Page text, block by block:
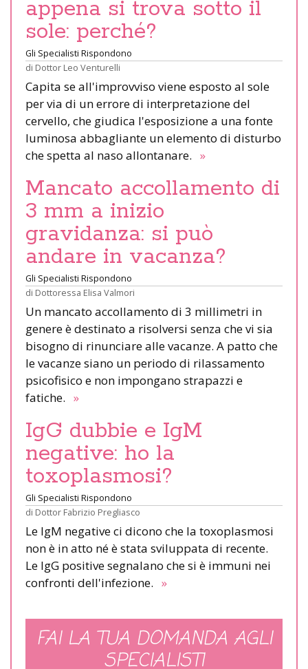
appena si trova sotto il
sole: perché?
Gli Specialisti Rispondono
di Dottor Leo Venturelli
Capita se all'improvviso viene esposto al sole
per via di un errore di interpretazione del
cervello, che giudica l'esposizione a una fonte
luminosa abbagliante un elemento di disturbo
che spetta al naso allontanare. »
Mancato accollamento di
3 mm a inizio
gravidanza: si può
andare in vacanza?
Gli Specialisti Rispondono
di Dottoressa Elisa Valmori
Un mancato accollamento di 3 millimetri in
genere è destinato a risolversi senza che vi sia
bisogno di rinunciare alle vacanze. A patto che
le vacanze siano un periodo di rilassamento
psicofisico e non impongano strapazzi e
fatiche. »
IgG dubbie e IgM
negative: ho la
toxoplasmosi?
Gli Specialisti Rispondono
di Dottor Fabrizio Pregliasco
Le IgM negative ci dicono che la toxoplasmosi
non è in atto né è stata sviluppata di recente.
Le IgG positive segnalano che si è immuni nei
confronti dell'infezione. »
FAI LA TUA DOMANDA AGLI
SPECIALISTI